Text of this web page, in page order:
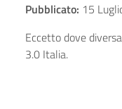
Pubblicato: 15
Eccetto dove
3.0 Italia.